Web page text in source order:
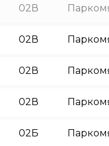
02В
02В
02В
02В
02Б